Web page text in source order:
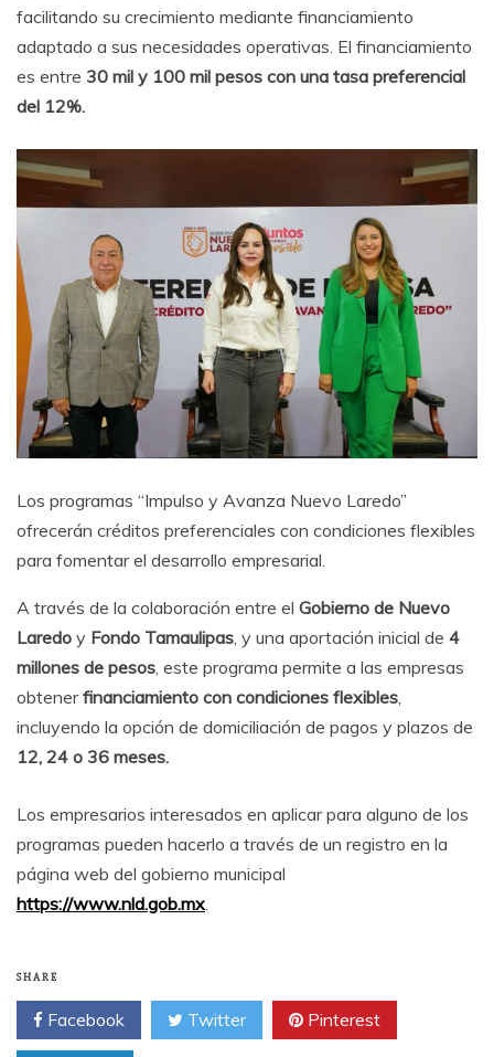
facilitando su crecimiento mediante financiamiento
adaptado a sus necesidades operativas. El financiamiento
es entre 30 mil y 100 mil pesos con una tasa preferencial
del 12%.
Los programas “Impulso y Avanza Nuevo Laredo”
ofrecerán créditos preferenciales con condiciones flexibles
para fomentar el desarrollo empresarial.
A través de la colaboración entre el Gobierno de Nuevo
Laredo y Fondo Tamaulipas, y una aportación inicial de 4
millones de pesos, este programa permite a las empresas
obtenerfinanciamiento con condiciones flexibles,
incluyendo la opción de domiciliación de pagos y plazos de
12, 24 o 36 meses.
Los empresarios interesados en aplicar para alguno de los
programas pueden hacerlo a través de un registro en la
página web del gobierno municipal
https://www.nld.gob.mx.
SHARE
Facebook Twitter Pinterest